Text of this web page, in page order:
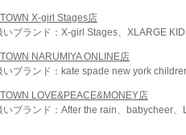
X-girl Stages店
いブランド：X-girl Stages、XLARGE
NARUMIYA ONLINE店
いブランド：kate spade new york
LOVE&PEACE&MONEY店
いブランド：After the rain、babycheer